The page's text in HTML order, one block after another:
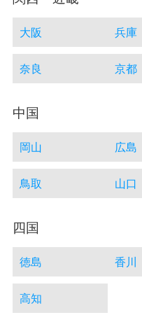
大阪 兵庫
奈良 京都
中国
岡山 広島
鳥取 山口
四国
徳島 香川
高知